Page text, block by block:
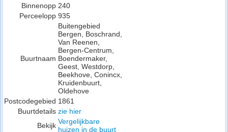
Binnenopp 240
Perceelopp 935
Buurtnaam
Buitengebied
Bergen, Boschrand,
Van Reenen,
Bergen-Centrum,
Boendermaker,
Geest, Westdorp,
Beekhove, Conincx,
Kruidenbuurt,
Oldehove
Postcodegebied 1861
Buurtdetails zie hier
Bekijk Vergelijkbare
huizen in de buurt